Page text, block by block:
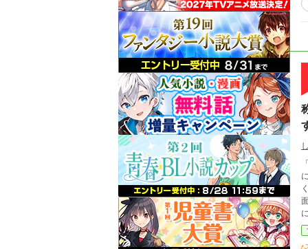
に？！ 女神から様々な
く。 そして気づいた時には
面倒